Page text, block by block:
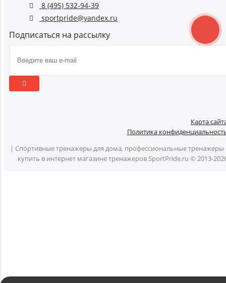
8 (495) 532-94-39
sportpride@yandex.ru
Подписаться на рассылку
Карта
Политика
| Спортивные тренажеры для дома, профессиональные тренажеры
купить в интернет магазине тренажеров SportPride.ru © 2013-